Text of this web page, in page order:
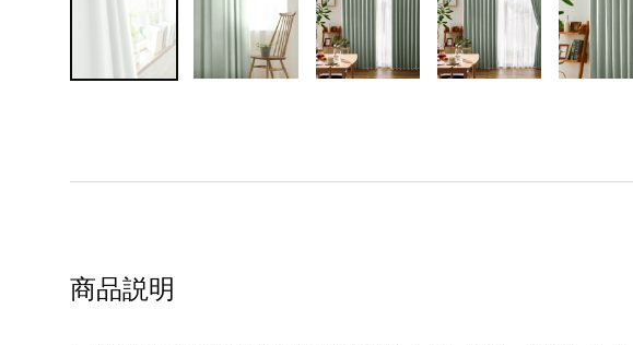
商品説明